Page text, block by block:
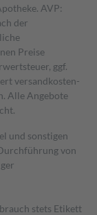
AVP:
der
Preise
ggf.
versand­kosten­
Alle Angebote
und sonstigen
von
stets Etikett